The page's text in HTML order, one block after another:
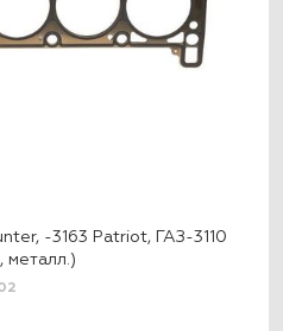
-3163 Patriot, ГАЗ-3110
металл.)